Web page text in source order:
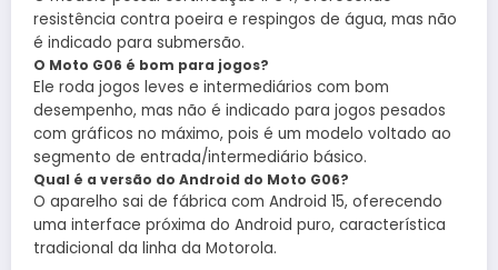
resistência contra poeira e respingos de água, mas não
é indicado para submersão.
O Moto G06 é bom para jogos?
Ele roda jogos leves e intermediários com bom
desempenho, mas não é indicado para jogos pesados
com gráficos no máximo, pois é um modelo voltado ao
segmento de entrada/intermediário básico.
Qual é a versão do Android do Moto G06?
O aparelho sai de fábrica com Android 15, oferecendo
uma interface próxima do Android puro, característica
tradicional da linha da Motorola.